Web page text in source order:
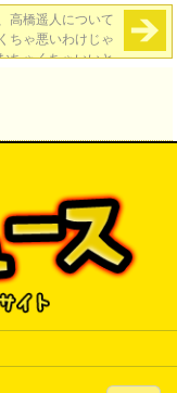
高橋遥人について
ちゃ悪いわけじゃ
ちゃくちゃいいと